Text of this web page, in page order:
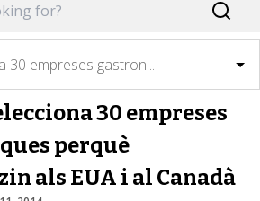
30 empreses gastron...
30 empreses
perquè
als EUA i al Canadà